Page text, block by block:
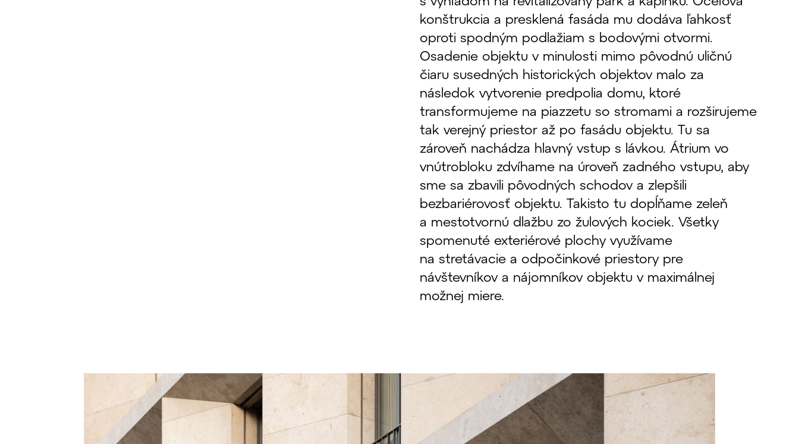
konštrukcia a presklená fasáda mu dodáva ľahkosť
oproti spodným podlažiam s bodovými otvormi.
Osadenie objektu v minulosti mimo pôvodnú uličnú
čiaru susedných historických objektov malo za
následok vytvorenie predpolia domu, ktoré
transformujeme na piazzetu so stromami a rozširujeme
tak verejný priestor až po fasádu objektu. Tu sa
zároveň nachádza hlavný vstup s lávkou. Átrium vo
vnútrobloku zdvíhame na úroveň zadného vstupu, aby
sme sa zbavili pôvodných schodov a zlepšili
bezbariérovosť objektu. Takisto tu dopĺňame zeleň
a mestotvornú dlažbu zo žulových kociek. Všetky
spomenuté exteriérové plochy využívame
na stretávacie a odpočinkové priestory pre
návštevníkov a nájomníkov objektu v maximálnej
možnej miere.